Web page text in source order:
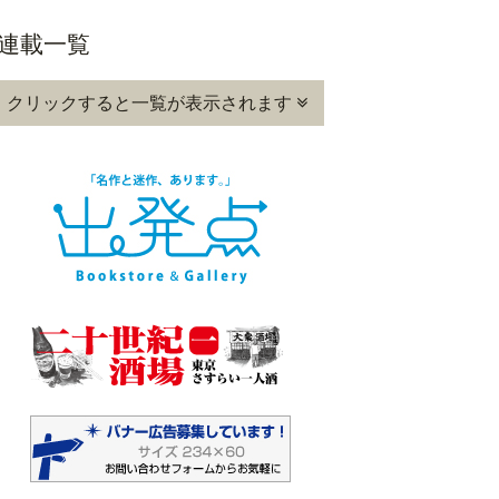
載一覧
クリックすると一覧が表示されます